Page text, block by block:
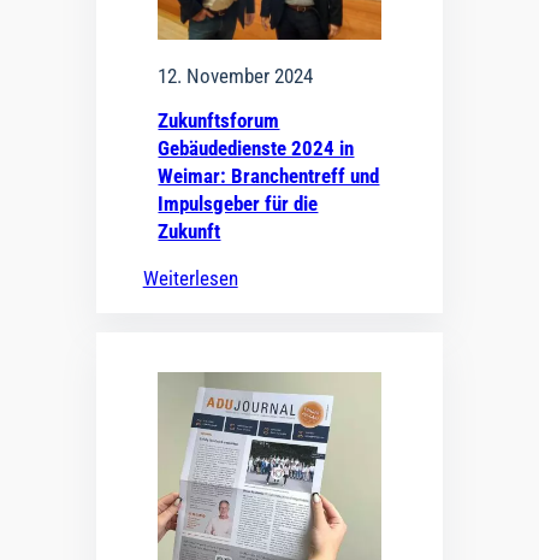
12. November 2024
Zukunftsforum
Gebäudedienste 2024 in
Weimar: Branchentreff und
Impulsgeber für die
Zukunft
Weiterlesen